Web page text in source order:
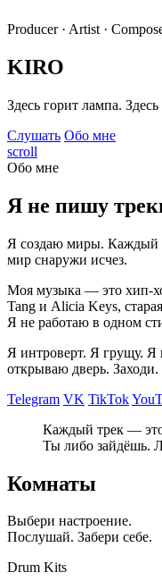
Producer · Artist ·
KIRO
Здесь горит лампа.
Слушать Обо мне
scroll
Обо мне
Я не пишу
Я создаю миры. Каждый
мир снаружи исчез.
Моя музыка — это хип-
Tang и Alicia Keys,
Я не работаю в одном
Я интроверт. Я грущу. Я
открываю дверь. Заходи.
Telegram VK TikTok
Каждый трек —
Ты либо зайдёшь.
Комнаты
Выбери настроение.
Послушай. Забери себе.
Drum Kits